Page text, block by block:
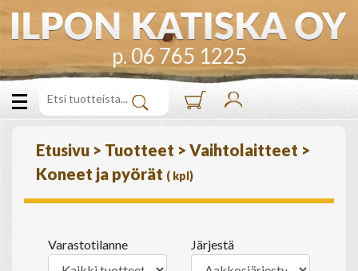
p. 06 765 1225
Etusivu > Tuotteet > Vaihtolaitteet >
Koneet ja pyörät ( kpl)
Varastotilanne Järjestä